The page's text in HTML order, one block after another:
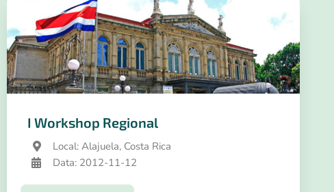
I Workshop Regional
Local: Alajuela, Costa Rica
Data: 2012-11-12